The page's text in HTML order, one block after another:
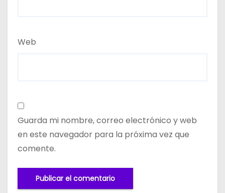
Web
Guarda mi nombre, correo electrónico y web
en este navegador para la próxima vez que
comente.